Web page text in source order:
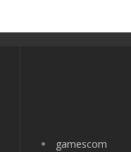
gamescom